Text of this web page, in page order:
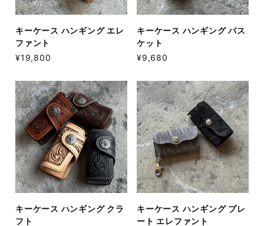
キーケース ハンギング エレ
ファント
¥19,800
キーケース ハンギング バス
ケット
¥9,680
キーケース ハンギング クラ
フト
キーケース ハンギング プレ
ート エレファント